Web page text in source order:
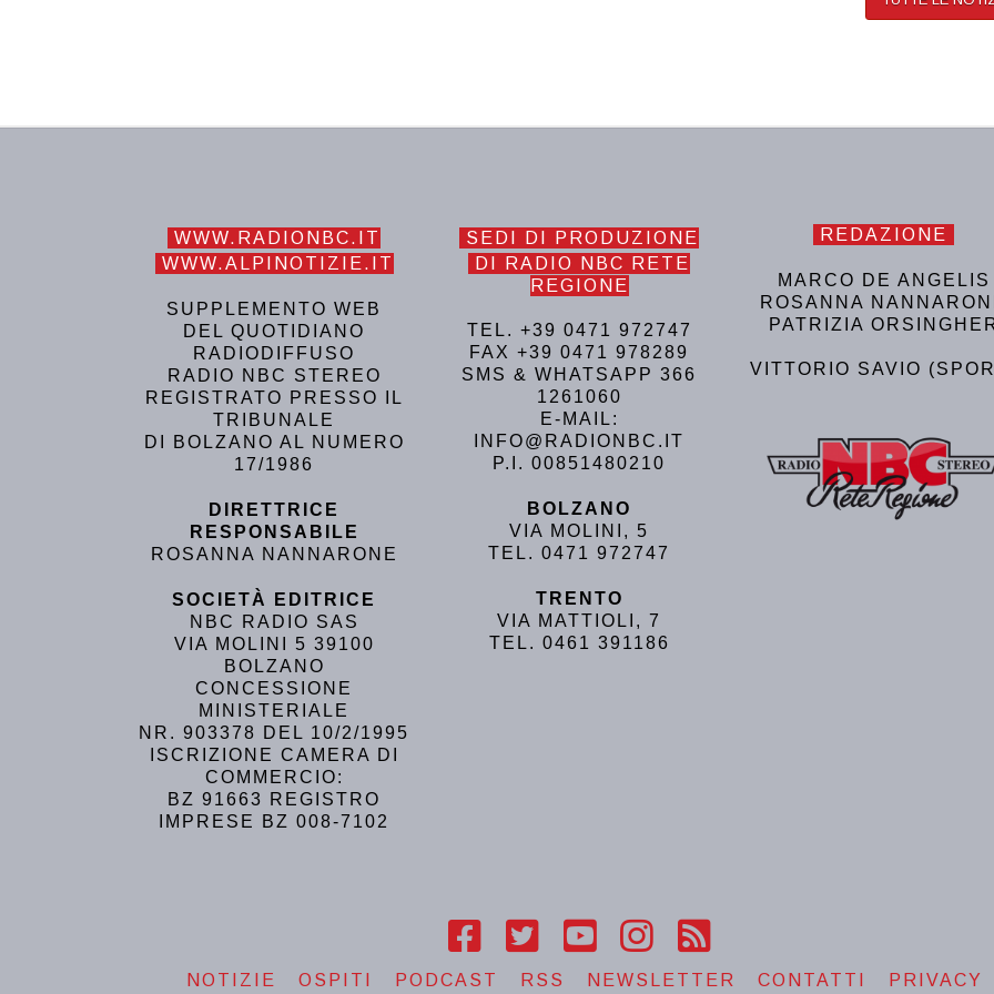
WWW.RADIONBC.IT
WWW.ALPINOTIZIE.IT
SUPPLEMENTO WEB
DEL QUOTIDIANO
RADIODIFFUSO
RADIO NBC STEREO
REGISTRATO PRESSO IL
TRIBUNALE
DI BOLZANO AL NUMERO
17/1986
DIRETTRICE
RESPONSABILE
ROSANNA NANNARONE
SOCIETÀ EDITRICE
NBC RADIO SAS
VIA MOLINI 5 39100
BOLZANO
CONCESSIONE
MINISTERIALE
NR. 903378 DEL 10/2/1995
ISCRIZIONE CAMERA DI
COMMERCIO:
BZ 91663 REGISTRO
IMPRESE BZ 008-7102
SEDI DI PRODUZIONE
DI RADIO NBC RETE
REGIONE
TEL. +39 0471 972747
FAX +39 0471 978289
SMS & WHATSAPP 366
1261060
E-MAIL:
INFO@RADIONBC.IT
P.I. 00851480210
BOLZANO
VIA MOLINI, 5
TEL. 0471 972747
TRENTO
VIA MATTIOLI, 7
TEL. 0461 391186
REDAZIONE
MARCO DE ANGELIS
ROSANNA
PATRIZIA
VITTORIO SAVIO
NOTIZIE OSPITI PODCAST RSS NEWSLETTER CONTATTI PRIVACY